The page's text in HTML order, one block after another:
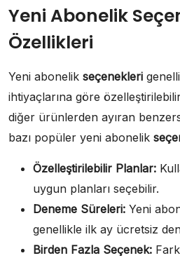
Yeni Abonelik
Özellikleri
Yeni abonelik seçenekleri
ihtiyaçlarına göre
diğer ürünlerden ayıran
bazı popüler yeni abonelik
Özelleştirilebilir Planlar:
uygun planları seçebilir.
Deneme Süreleri: Yeni
genellikle ilk ay ücretsiz
Birden Fazla Seçenek: